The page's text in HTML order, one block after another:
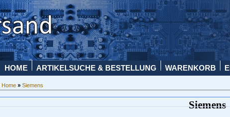
HOME ARTIKELSUCHE & BESTELLUNG WARENKORB
Home » Siemens
Siemens